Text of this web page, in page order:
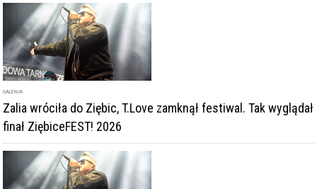
GALERIA
Zalia wróciła do Ziębic, T.Love zamknął festiwal. Tak wyglądał
finał ZiębiceFEST! 2026